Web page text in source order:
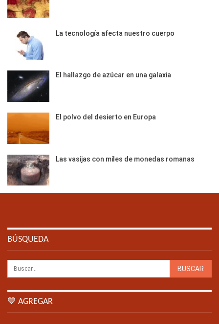
La tecnología afecta nuestro cuerpo
El hallazgo de azúcar en una galaxia
El polvo del desierto en Europa
Las vasijas con miles de monedas romanas
BÚSQUEDA
💙 AGREGAR